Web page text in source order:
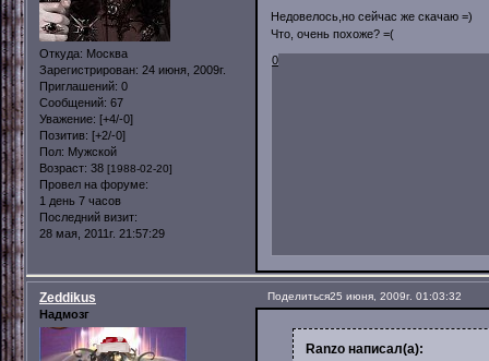
Откуда: Москва
Зарегистрирован: 24 июня, 2009г.
Приглашений: 0
Сообщений: 67
Уважение: [+4/-0]
Позитив: [+2/-0]
Пол: Мужской
Возраст: 38 [1988-02-20]
Провел на форуме:
1 день 7 часов
Последний визит:
28 мая, 2011г. 21:57:29
Недовелось,но сейчас же скачаю =)
Что, очень похоже? =(
0
Поделиться25 июня, 2009г. 01:03:32
Zeddikus
Надмозг
Ranzo написал(а):